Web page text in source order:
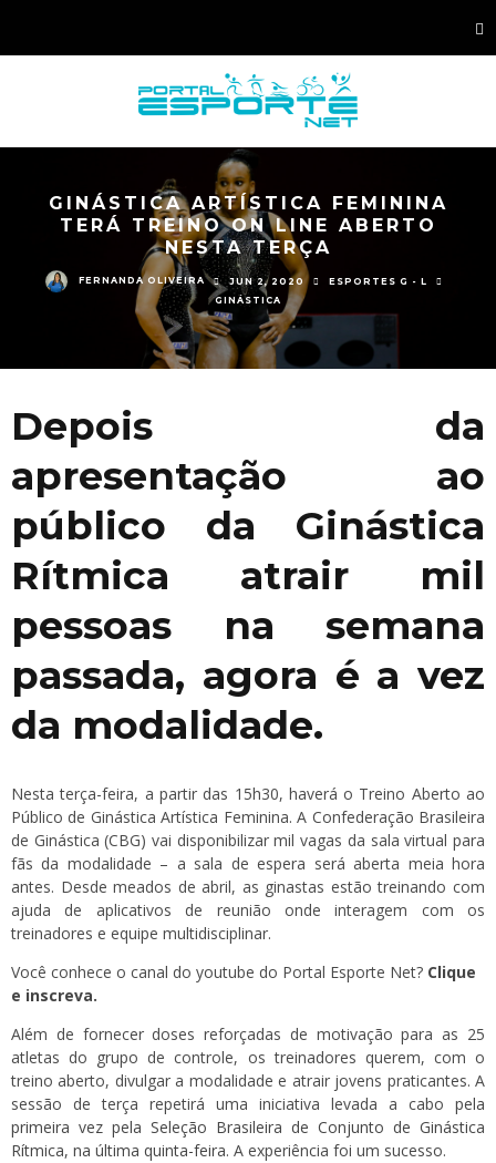
GINÁSTICA ARTÍSTICA FEMININA
TERÁ TREINO ON LINE ABERTO
NESTA TERÇA
FERNANDA OLIVEIRA JUN 2, 2020
ESPORTES G - L
GINÁSTICA
Depois da
apresentação ao
público da Ginástica
Rítmica atrair mil
pessoas na semana
passada, agora é a vez
da modalidade.
Nesta terça-feira, a partir das 15h30, haverá o Treino Aberto ao
Público de Ginástica Artística Feminina. A Confederação Brasileira
de Ginástica (CBG) vai disponibilizar mil vagas da sala virtual para
fãs da modalidade – a sala de espera será aberta meia hora
antes. Desde meados de abril, as ginastas estão treinando com
ajuda de aplicativos de reunião onde interagem com os
treinadores e equipe multidisciplinar.
Você conhece o canal do youtube do Portal Esporte Net? Clique
e inscreva.
Além de fornecer doses reforçadas de motivação para as 25
atletas do grupo de controle, os treinadores querem, com o
treino aberto, divulgar a modalidade e atrair jovens praticantes. A
sessão de terça repetirá uma iniciativa levada a cabo pela
primeira vez pela Seleção Brasileira de Conjunto de Ginástica
Rítmica, na última quinta-feira. A experiência foi um sucesso.